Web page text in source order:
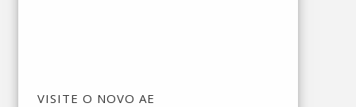
VISITE O NOVO AE